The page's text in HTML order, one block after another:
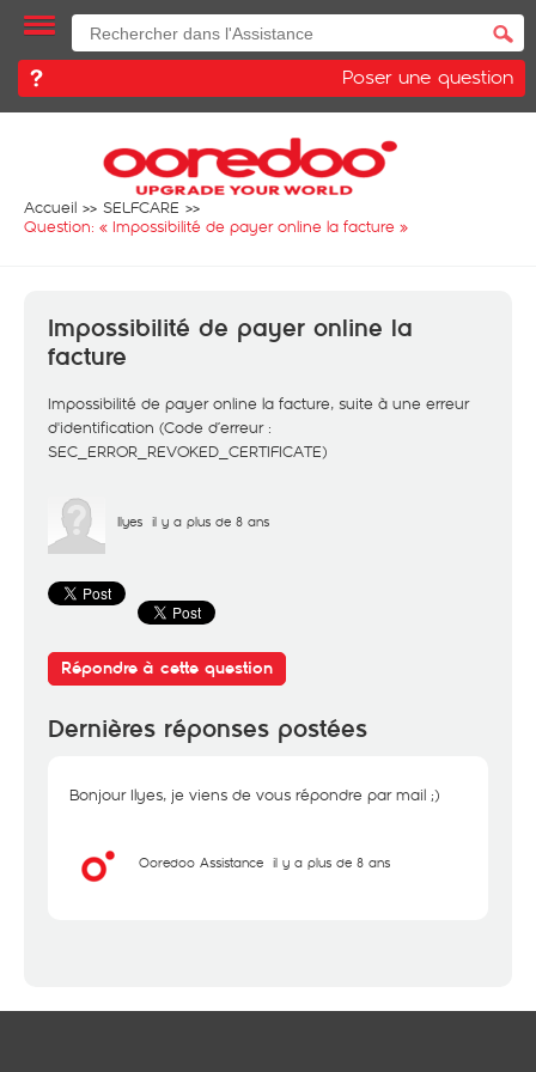
Poser une question
Accueil
SELFCARE
Question: « Impossibilité de payer online la facture »
Impossibilité de payer online la
facture
Impossibilité de payer online la facture, suite à une erreur
d'identification (Code d’erreur :
SEC_ERROR_REVOKED_CERTIFICATE)
Ilyes il y a plus de 8 ans
Répondre à cette question
Dernières réponses postées
Bonjour Ilyes, je viens de vous répondre par mail ;)
Ooredoo Assistance il y a plus de 8 ans